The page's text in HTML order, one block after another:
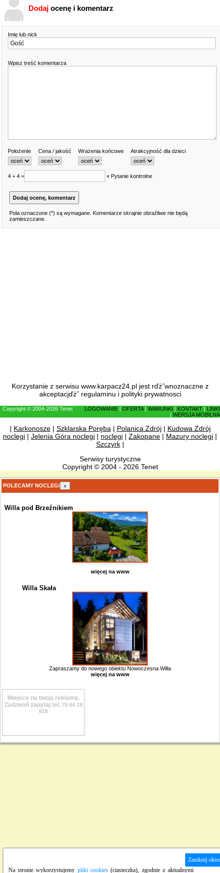
Dodaj ocenę i komentarz
Imię lub nick
Wpisz treść komentarza
Położenie Cena / jakość Wrażenia końcowe Atrakcyjność dla dzieci
4 + 4 = « Pytanie kontrolne
Pola oznaczone (*) są wymagane. Komentarze skrajnie obraźliwe nie będą
zamieszczane.
Korzystanie z serwisu www.karpacz24.pl jest rďż˝wnoznaczne z
akceptacjďż˝ regulaminu i polityki prywatnosci
Copyright © 2004-2026 Tenet LOGOWANIE OFERTA| WARUNKI KONTAKT
LINKI
WERSJA MOBILNA
| Karkonosze| Szklarska Poręba| Polanica Zdrój| Kudowa Zdrój
noclegi | Jelenia Góra noclegi | noclegi | Zakopane | Mazury noclegi |
Szczyrk|
Serwisy turystyczne
Copyright © 2004 - 2026 Tenet
POLECAMY NOCLEGI x
Willa pod Brzeźnikiem
więcej na www
Willa Skała
Zapraszamy do nowego obiektu Nowoczesna Willa
więcej na www
Miejsce na twoją reklamę.
Zadzwoń zapytaj tel. 75 64 19
919
Zamknij
Na stronie wykorzystujemy pliki cookies (ciasteczka), zgodnie z aktualnymi